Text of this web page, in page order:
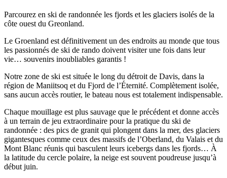
Parcourez en ski de randonnée les fjords et les glaciers isolés de la
côte ouest du Greonland.
Le Groenland est définitivement un des endroits au monde que tous
les passionnés de ski de rando doivent visiter une fois dans leur
vie… souvenirs inoubliables garantis !
Notre zone de ski est située le long du détroit de Davis, dans la
région de Maniitsoq et du Fjord de l’Éternité. Complètement isolée,
sans aucun accès routier, le bateau nous est totalement indispensable.
Chaque mouillage est plus sauvage que le précédent et donne accès
à un terrain de jeu extraordinaire pour la pratique du ski de
randonnée : des pics de granit qui plongent dans la mer, des glaciers
gigantesques comme ceux des massifs de l’Oberland, du Valais et du
Mont Blanc réunis qui basculent leurs icebergs dans les fjords… À
la latitude du cercle polaire, la neige est souvent poudreuse jusqu’à
début juin.